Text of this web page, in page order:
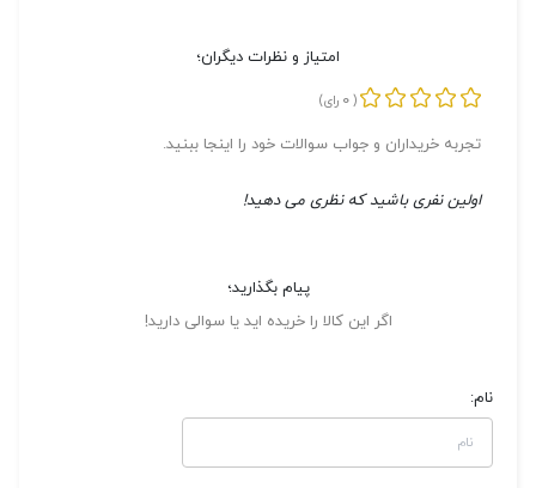
امتیاز و نظرات دیگران؛
(
0 رای)
تجربه خریداران و جواب سوالات خود را اینجا ببنید.
اولین نفری باشید که نظری می دهید!
پیام بگذارید؛
اگر این کالا را خریده اید یا سوالی دارید!
نام: